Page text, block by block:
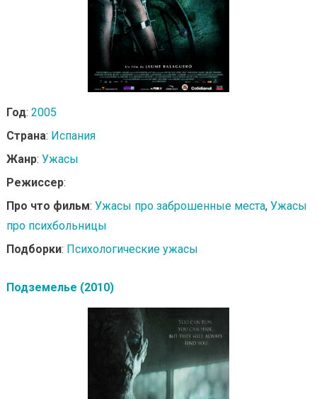
Год: 2005
Страна: Испания
Жанр: Ужасы
Режиссер:
Про что фильм: Ужасы про заброшенные места, Ужасы
про психбольницы
Подборки: Психологические ужасы
Подземелье (2010)